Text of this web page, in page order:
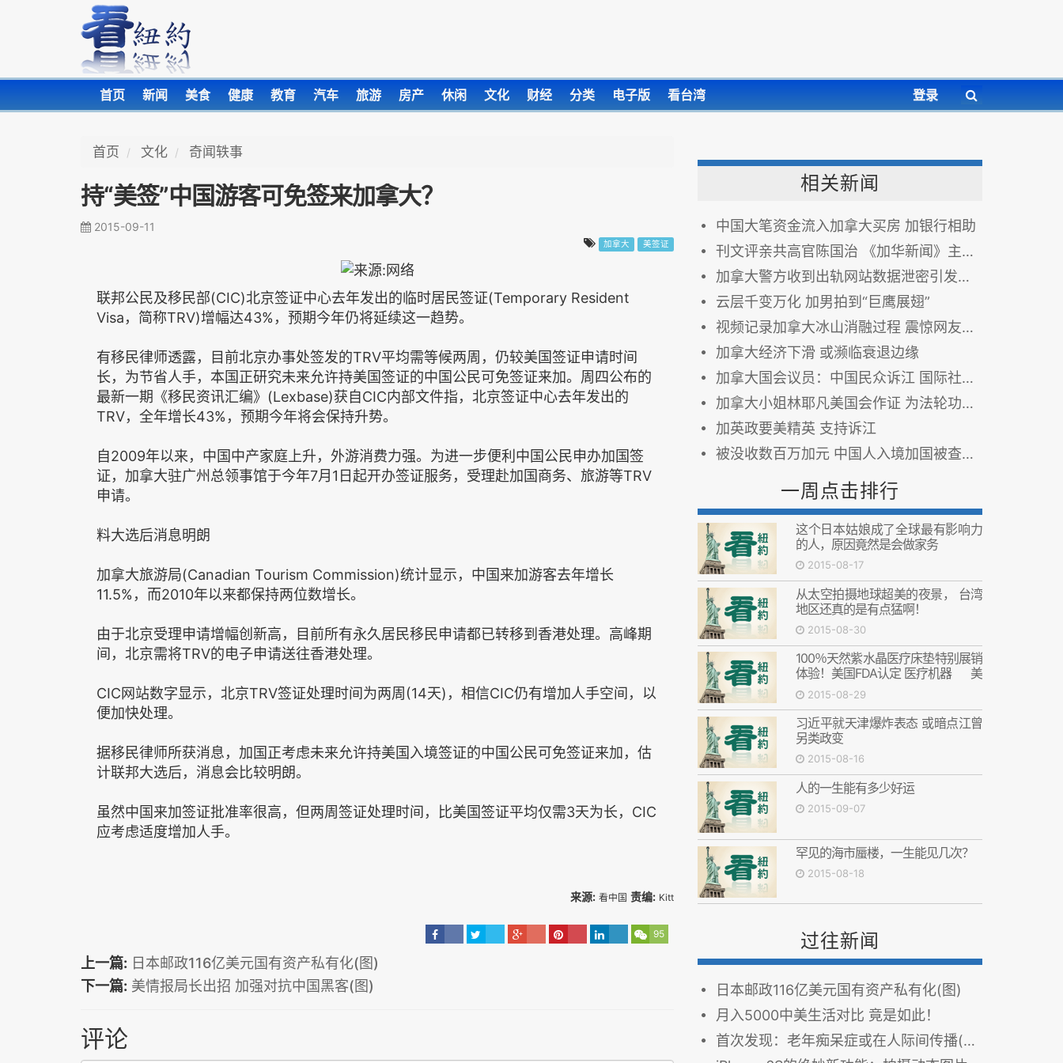
首页 新闻 美食 健康 教育 汽车 旅游 房产 休闲 文化 财经 分类 电子版 看台湾 登录
首页 文化 奇闻轶事
持“美签”中国游客可免签来加拿大？
2015-09-11
加拿大 美签证
联邦公民及移民部(CIC)北京签证中心去年发出的临时居民签证(Temporary Resident
Visa，简称TRV)增幅达43%，预期今年仍将延续这一趋势。
有移民律师透露，目前北京办事处签发的TRV平均需等候两周，仍较美国签证申请时间
长，为节省人手，本国正研究未来允许持美国签证的中国公民可免签证来加。周四公布的
最新一期《移民资讯汇编》(Lexbase)获自CIC内部文件指，北京签证中心去年发出的
TRV，全年增长43%，预期今年将会保持升势。
自2009年以来，中国中产家庭上升，外游消费力强。为进一步便利中国公民申办加国签
证，加拿大驻广州总领事馆于今年7月1日起开办签证服务，受理赴加国商务、旅游等TRV
申请。
料大选后消息明朗
加拿大旅游局(Canadian Tourism Commission)统计显示，中国来加游客去年增长
11.5%，而2010年以来都保持两位数增长。
由于北京受理申请增幅创新高，目前所有永久居民移民申请都已转移到香港处理。高峰期
间，北京需将TRV的电子申请送往香港处理。
CIC网站数字显示，北京TRV签证处理时间为两周(14天)，相信CIC仍有增加人手空间，以
便加快处理。
据移民律师所获消息，加国正考虑未来允许持美国入境签证的中国公民可免签证来加，估
计联邦大选后，消息会比较明朗。
虽然中国来加签证批准率很高，但两周签证处理时间，比美国签证平均仅需3天为长，CIC
应考虑适度增加人手。
来源: 看中国 责编: Kitt
95
上一篇: 日本邮政116亿美元国有资产私有化(图)
下一篇: 美情报局长出招 加强对抗中国黑客(图)
评论
相关新闻
中国大笔资金流入加拿大买房 加银行相助
刊文评亲共高官陈国治 《加华新闻》主编被炒
加拿大警方收到出轨网站数据泄密引发自杀报告
云层千变万化 加男拍到“巨鹰展翅”
视频记录加拿大冰山消融过程 震惊网友(组图)
加拿大经济下滑 或濒临衰退边缘
加拿大国会议员：中国民众诉江 国际社会支持
加拿大小姐林耶凡美国会作证 为法轮功呼吁
加英政要美精英 支持诉江
被没收数百万加元 中国人入境加国被查案爆增 图
一周点击排行
这个日本姑娘成了全球最有影响力
的人，原因竟然是会做家务
2015-08-17
从太空拍摄地球超美的夜景， 台湾
地区还真的是有点猛啊！
2015-08-30
100％天然紫水晶医疗床垫特别展销
体验！美国FDA认定 医疗机器 美
国FDA认定 医疗机器
2015-08-29
习近平就天津爆炸表态 或暗点江曾
另类政变
2015-08-16
人的一生能有多少好运
2015-09-07
罕见的海市蜃楼，一生能见几次？
2015-08-18
过往新闻
日本邮政116亿美元国有资产私有化(图)
月入5000中美生活对比 竟是如此！
首次发现：老年痴呆症或在人际间传播(图)